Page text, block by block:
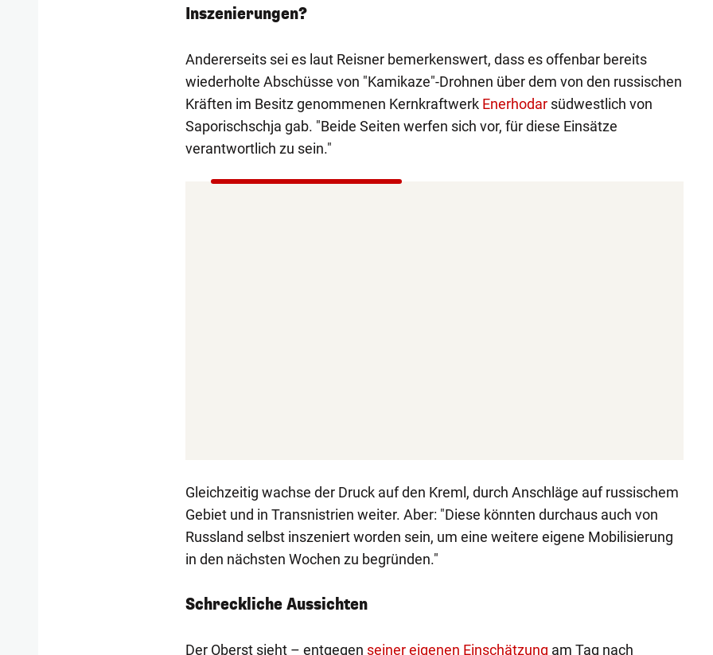
Inszenierungen?
Andererseits sei es laut Reisner bemerkenswert, dass es offenbar bereits
wiederholte Abschüsse von "Kamikaze"-Drohnen über dem von den russischen
Kräften im Besitz genommenen Kernkraftwerk Enerhodarsüdwestlich von
Saporischschja gab. "Beide Seiten werfen sich vor, für diese Einsätze
verantwortlich zu sein."
Gleichzeitig wachse der Druck auf den Kreml, durch Anschläge auf russischem
Gebiet und in Transnistrien weiter. Aber: "Diese könnten durchaus auch von
Russland selbst inszeniert worden sein, um eine weitere eigene Mobilisierung
in den nächsten Wochen zu begründen."
Schreckliche Aussichten
Der Oberst sieht – entgegen seiner eigenen Einschätzung am Tag nach